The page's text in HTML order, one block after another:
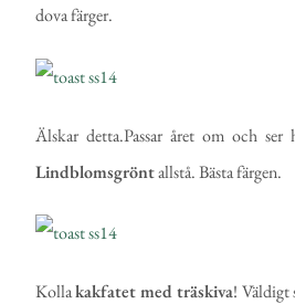
dova färger.
Älskar detta.Passar året om och
Lindblomsgröntallstå. Bästa färgen.
Kollakakfatet med träskiva! Väldigt